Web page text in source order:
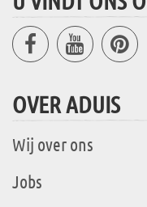
OVER ADUIS
Wij over ons
Jobs